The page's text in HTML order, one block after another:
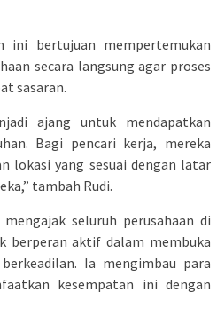
ini bertujuan mempertemukan
secara langsung agar proses
sasaran.
ajang untuk mendapatkan
Bagi pencari kerja, mereka
lokasi yang sesuai dengan latar
tambah Rudi.
seluruh perusahaan di
berperan aktif dalam membuka
Ia mengimbau para
kesempatan ini dengan